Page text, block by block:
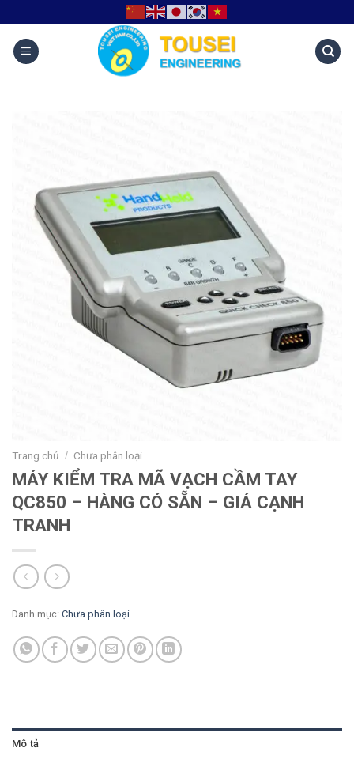
Trang chủ / Chưa phân loại
MÁY KIỂM TRA MÃ VẠCH CẦM TAY
QC850 – HÀNG CÓ SẴN – GIÁ CẠNH
TRANH
Danh mục: Chưa phân loại
Mô tả